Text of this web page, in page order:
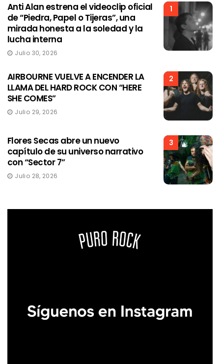
1
Anti Alan estrena el videoclip oficial
de “Piedra, Papel o Tijeras”, una
mirada honesta a la soledad y la
lucha interna
Julio 30, 2026
2
AIRBOURNE VUELVE A ENCENDER LA
LLAMA DEL HARD ROCK CON “HERE
SHE COMES”
Julio 29, 2026
3
Flores Secas abre un nuevo
capítulo de su universo narrativo
con “Sector 7”
Julio 28, 2026